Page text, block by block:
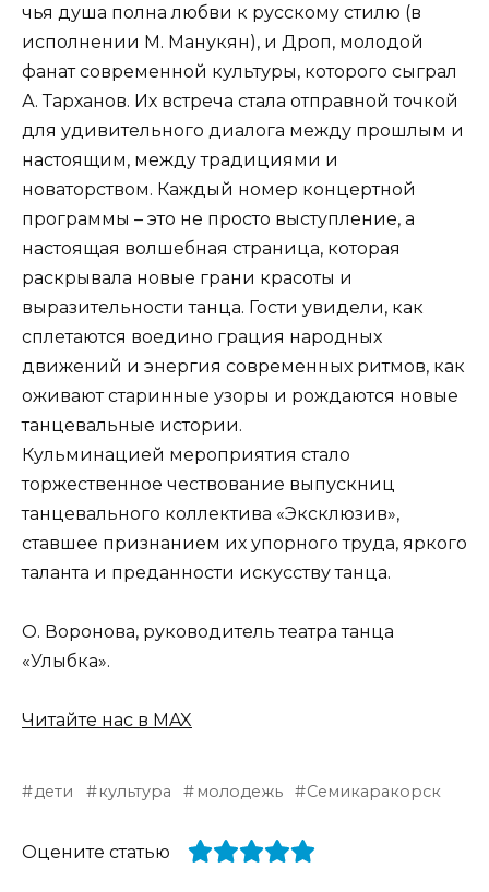
чья душа полна любви к русскому стилю (в
исполнении М. Манукян), и Дроп, молодой
фанат современной культуры, которого сыграл
А. Тарханов. Их встреча стала отправной точкой
для удивительного диалога между прошлым и
настоящим, между традициями и
новаторством. Каждый номер концертной
программы – это не просто выступление, а
настоящая волшебная страница, которая
раскрывала новые грани красоты и
выразительности танца. Гости увидели, как
сплетаются воедино грация народных
движений и энергия современных ритмов, как
оживают старинные узоры и рождаются новые
танцевальные истории.
Кульминацией мероприятия стало
торжественное чествование выпускниц
танцевального коллектива «Эксклюзив»,
ставшее признанием их упорного труда, яркого
таланта и преданности искусству танца.
О. Воронова, руководитель театра танца
«Улыбка».
Читайте нас в MAX
дети культура молодежь Семикаракорск
Оцените статью